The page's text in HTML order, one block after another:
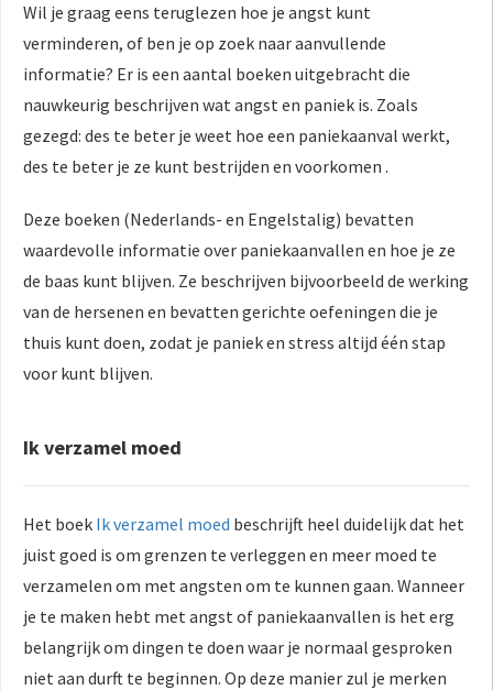
Wil je graag eens teruglezen hoe je angst kunt
verminderen, of ben je op zoek naar aanvullende
informatie? Er is een aantal boeken uitgebracht die
nauwkeurig beschrijven wat angst en paniek is. Zoals
gezegd: des te beter je weet hoe een paniekaanval werkt,
des te beter je ze kunt bestrijden en voorkomen .
Deze boeken (Nederlands- en Engelstalig) bevatten
waardevolle informatie over paniekaanvallen en hoe je ze
de baas kunt blijven. Ze beschrijven bijvoorbeeld de werking
van de hersenen en bevatten gerichte oefeningen die je
thuis kunt doen, zodat je paniek en stress altijd één stap
voor kunt blijven.
Ik verzamel moed
Het boek Ik verzamel moed beschrijft heel duidelijk dat het
juist goed is om grenzen te verleggen en meer moed te
verzamelen om met angsten om te kunnen gaan. Wanneer
je te maken hebt met angst of paniekaanvallen is het erg
belangrijk om dingen te doen waar je normaal gesproken
niet aan durft te beginnen. Op deze manier zul je merken